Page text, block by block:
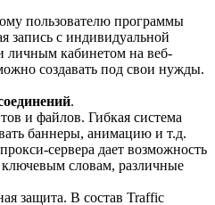
пользователю программы
запись с индивидуальной
личным кабинетом на веб-
создавать под свои нужды.
.
и файлов. Гибкая система
баннеры, анимацию и т.д.
сервера дает возможность
ключевым словам, различные
защита. В состав Traffic